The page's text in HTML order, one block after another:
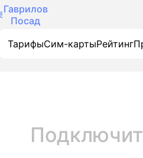
Гаврилов
Посад
ТарифыСим-картыРейтинг